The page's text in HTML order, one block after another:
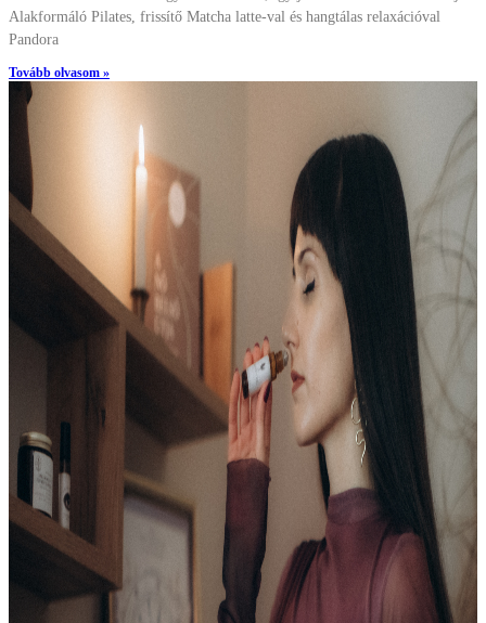
Tovább olvasom »